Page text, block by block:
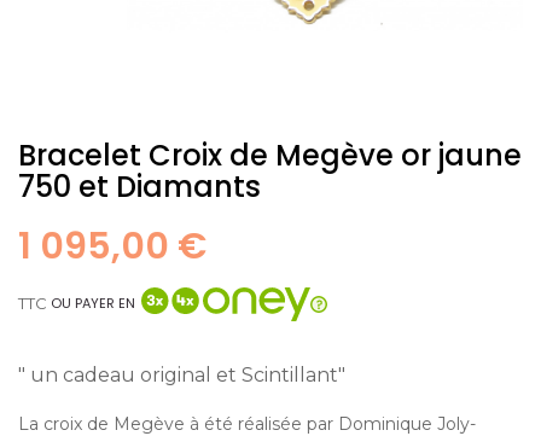
Bracelet Croix de Megève or jaune
750 et Diamants
1 095,00 €
TTC OU PAYER EN
" un cadeau original et Scintillant"
La croix de Megève à été réalisée par Dominique Joly-